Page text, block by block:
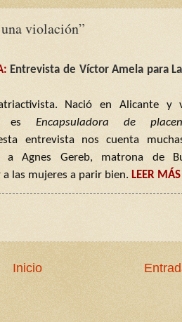
violación”
Entrevista de Víctor Amela para
Nació en Alicante y
es Encapsuladora de
entrevista nos cuenta
Agnes Gereb, matrona de
las mujeres a parir bien. LEER MÁS
Inicio